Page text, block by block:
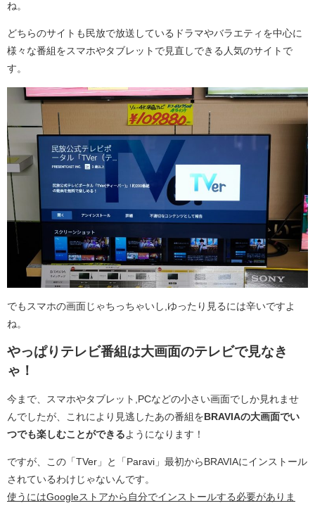
ね。
どちらのサイトも民放で放送しているドラマやバラエティを中心に
様々な番組をスマホやタブレットで見直しできる人気のサイトで
す。
でもスマホの画面じゃちっちゃいし,ゆったり見るには辛いですよ
ね。
やっぱりテレビ番組は大画面のテレビで見なき
ゃ！
今まで、スマホやタブレット,PCなどの小さい画面でしか見れませ
んでしたが、これにより見逃したあの番組を BRAVIAの大画面でい
つでも楽しむことができる ようになります！
ですが、この「TVer」と「Paravi」最初からBRAVIAにインストール
されているわけじゃないんです。
使うにはGoogleストアから自分でインストールする必要がありま